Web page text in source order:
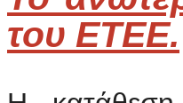
του ΕΤΕΕ.